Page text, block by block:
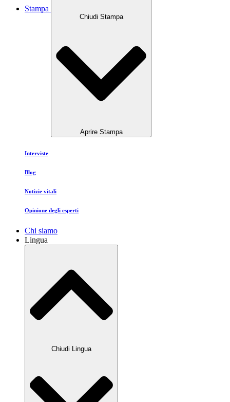
Stampa
Chiudi Stampa
Aprire Stampa
Interviste
Blog
Notizie vitali
Opinione degli esperti
Chi siamo
Lingua
Chiudi Lingua